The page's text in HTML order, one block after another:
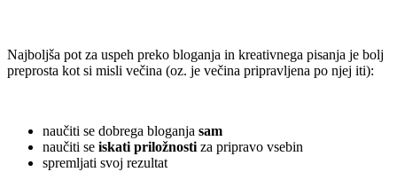
Najboljša pot za uspeh preko bloganja in kreativnega pisanja je bolj
preprosta kot si misli večina (oz. je večina pripravljena po njej iti):
naučiti se dobrega bloganja sam
naučiti se iskati priložnosti za pripravo vsebin
spremljati svoj rezultat